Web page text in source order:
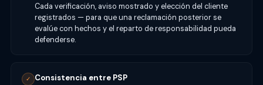
Cada verificación, aviso mostrado y elección del cliente
registrados — para que una reclamación posterior se
evalúe con hechos y el reparto de responsabilidad pueda
defenderse.
✓ Consistencia entre PSP